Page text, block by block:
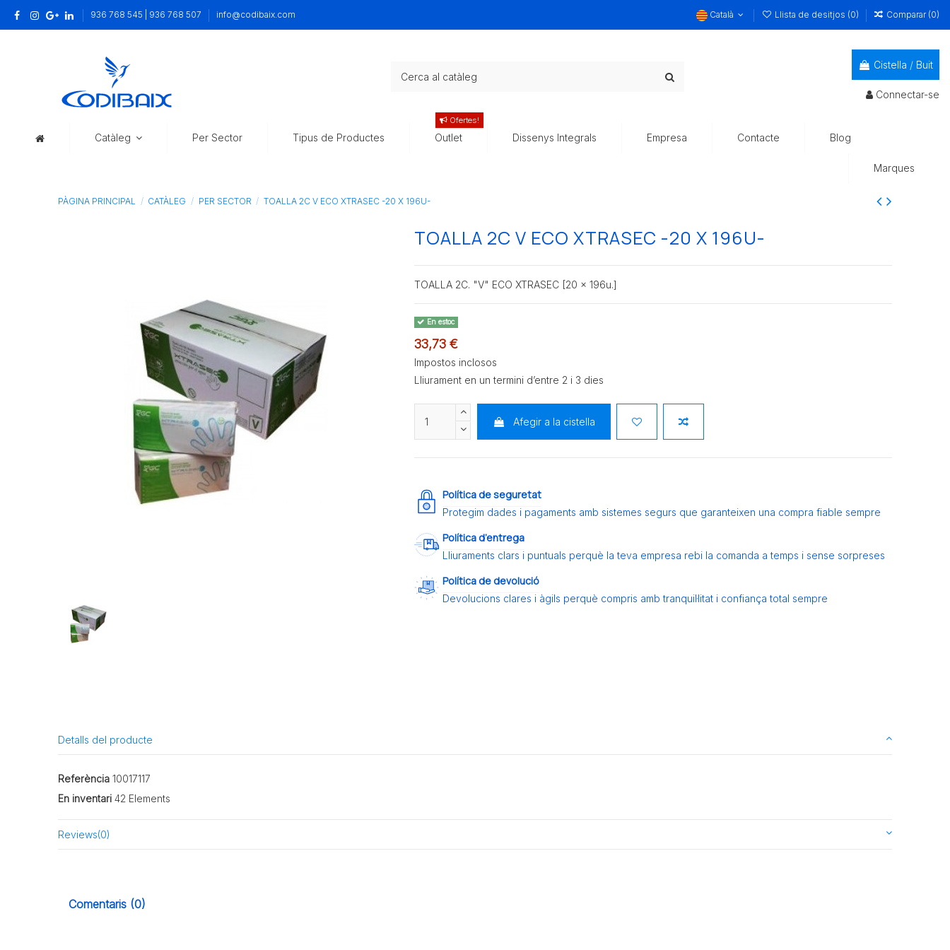
936 768 545 | 936 768 507 info@codibaix.com Català Llista de desitjos (0) Comparar (0)
Cistella / Buit
Connectar-se
Catàleg Per Sector Tipus de Productes Outlet
Ofertes!
Dissenys Integrals Empresa Contacte Blog
Marques
PÀGINA PRINCIPAL CATÀLEG PER SECTOR TOALLA 2C V ECO XTRASEC -20 X 196U-
TOALLA 2C V ECO XTRASEC -20 X 196U-
TOALLA 2C. "V" ECO XTRASEC [20 x 196u.]
En estoc
33,73 €
Impostos inclosos
Lliurament en un termini d’entre 2 i 3 dies
Afegir a la cistella
Política de seguretat
Protegim dades i pagaments amb sistemes segurs que garanteixen una compra fiable sempre
Política d’entrega
Lliuraments clars i puntuals perquè la teva empresa rebi la comanda a temps i sense sorpreses
Política de devolució
Devolucions clares i àgils perquè compris amb tranquil·litat i confiança total sempre
Detalls del producte
Referència 10017117
En inventari 42 Elements
Reviews(0)
Comentaris (0)